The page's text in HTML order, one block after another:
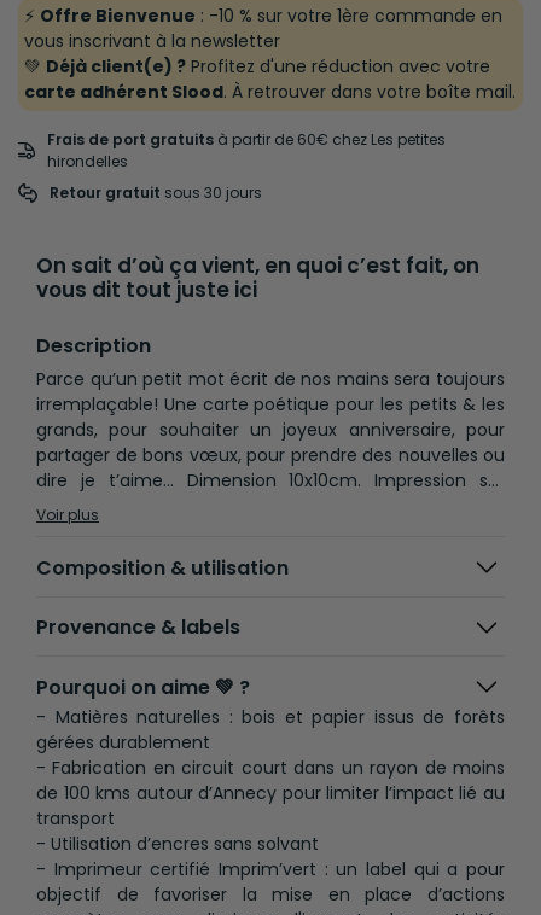
⚡ Offre Bienvenue : -10 % sur votre 1ère commande en
vous inscrivant à la newsletter
💚 Déjà client(e) ? Profitez d'une réduction avec votre
carte adhérent Slood. À retrouver dans votre boîte mail.
Frais de port gratuits à partir de 60€ chez Les petites
hirondelles
Retour gratuit sous 30 jours
On sait d’où ça vient, en quoi c’est fait, on
vous dit tout juste ici
Description
Parce qu’un petit mot écrit de nos mains sera toujours
irremplaçable! Une carte poétique pour les petits & les
grands, pour souhaiter un joyeux anniversaire, pour
partager de bons vœux, pour prendre des nouvelles ou
dire je t’aime… Dimension 10x10cm. Impression sur
papier d'art texturé 350g. Enveloppe en papier kraft
recyclé. Produit fabriqué en France.
Voir plus
Composition & utilisation
Provenance & labels
Pourquoi on aime 💚 ?
- Matières naturelles : bois et papier issus de forêts
gérées durablement
- Fabrication en circuit court dans un rayon de moins
de 100 kms autour d’Annecy pour limiter l’impact lié au
transport
- Utilisation d’encres sans solvant
- Imprimeur certifié Imprim’vert : un label qui a pour
objectif de favoriser la mise en place d’actions